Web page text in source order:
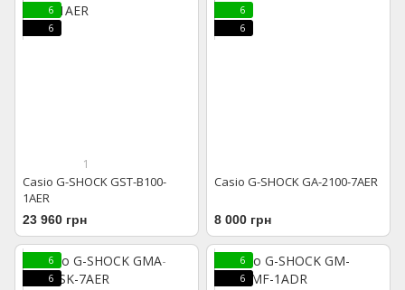
6
6
1
Casio G-SHOCK GST-B100-
1AER
23 960 грн
6
6
Casio G-SHOCK GA-2100-7AER
8 000 грн
6
6
6
6